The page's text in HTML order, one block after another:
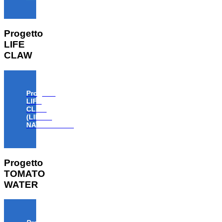
Progetto
LIFE
CLAW
Progetto
LIFE
CLAW
(LIFE18
NAT/IT/000806)
Progetto
TOMATO
WATER